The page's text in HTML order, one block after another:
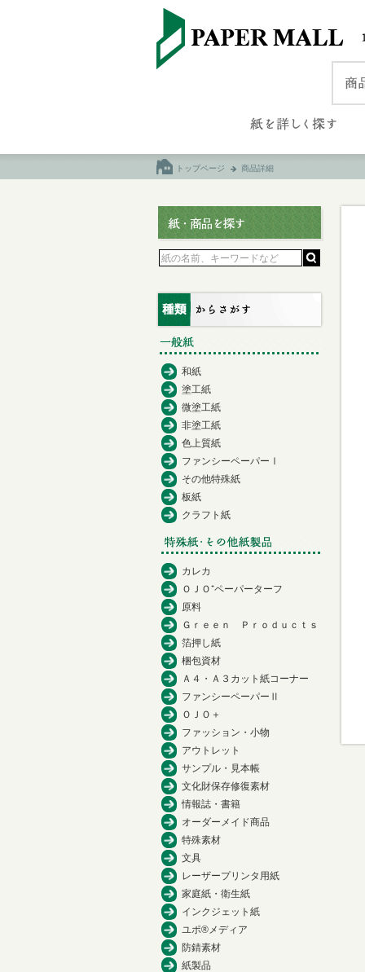
トップページ 商品詳細
和紙
塗工紙
微塗工紙
非塗工紙
色上質紙
ファンシーペーパーⅠ
その他特殊紙
板紙
クラフト紙
カレカ
ＯＪＯ⁺ペーパーターフ
原料
Ｇｒｅｅｎ Ｐｒｏｄｕｃｔｓ
箔押し紙
梱包資材
Ａ４・Ａ３カット紙コーナー
ファンシーペーパーⅡ
ＯＪＯ＋
ファッション・小物
アウトレット
サンプル・見本帳
文化財保存修復素材
情報誌・書籍
オーダーメイド商品
特殊素材
文具
レーザープリンタ用紙
家庭紙・衛生紙
インクジェット紙
ユポ®メディア
防錆素材
紙製品